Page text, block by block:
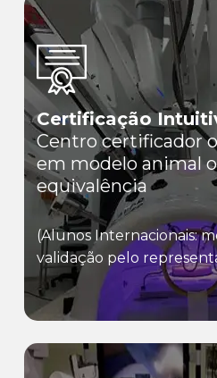
Certificação
Centro certificador
em modelo animal
equivalência
(Alunos Internacionais:
validação pelo